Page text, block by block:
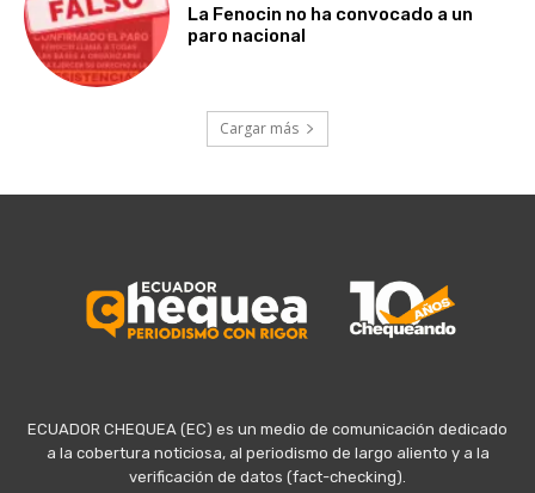
La Fenocin no ha convocado a un
paro nacional
Cargar más
ECUADOR CHEQUEA (EC) es un medio de comunicación dedicado
a la cobertura noticiosa, al periodismo de largo aliento y a la
verificación de datos (fact-checking).